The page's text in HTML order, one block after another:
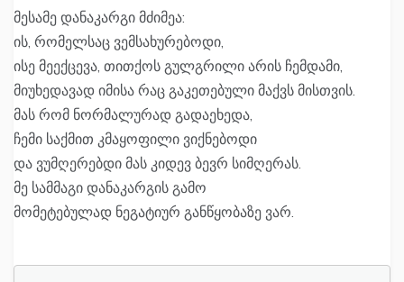
მესამე დანაკარგი მძიმეა:
ის, რომელსაც ვემსახურებოდი,
ისე მეექცევა, თითქოს გულგრილი არის ჩემდამი,
მიუხედავად იმისა რაც გაკეთებული მაქვს მისთვის.
მას რომ ნორმალურად გადაეხედა,
ჩემი საქმით კმაყოფილი ვიქნებოდი
და ვუმღერებდი მას კიდევ ბევრ სიმღერას.
მე სამმაგი დანაკარგის გამო
მომეტებულად ნეგატიურ განწყობაზე ვარ.